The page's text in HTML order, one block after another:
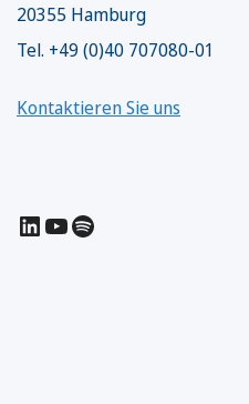
20355 Hamburg
Tel. +49 (0)40 707080-01
Kontaktieren Sie uns
LinkedIn
YouTube
Spotify